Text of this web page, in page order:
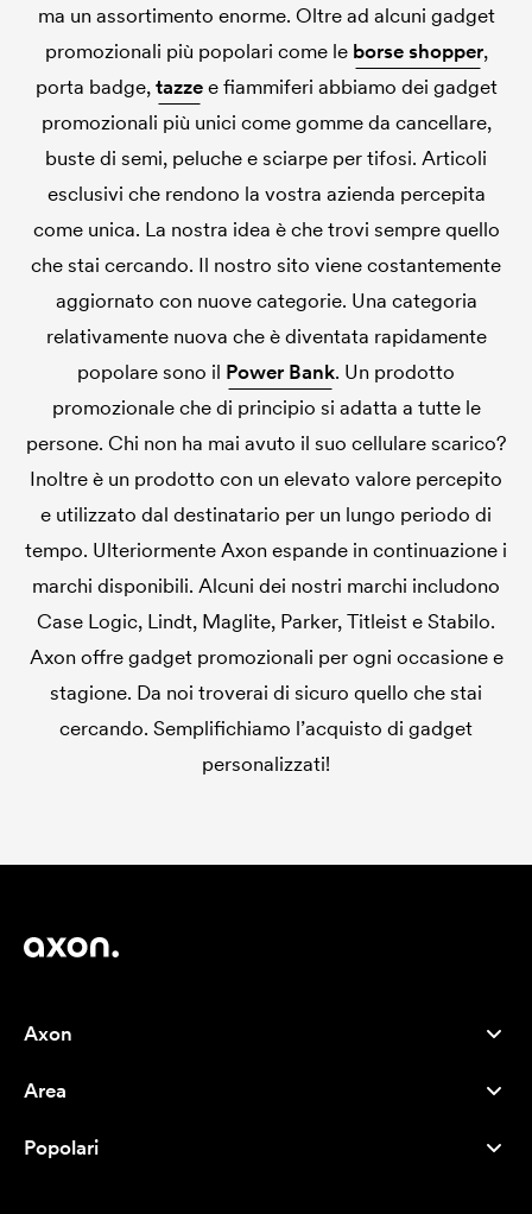
ma un assortimento enorme. Oltre ad alcuni gadget
promozionali più popolari come le borse shopper,
porta badge,tazzee fiammiferi abbiamo dei gadget
promozionali più unici come gomme da cancellare,
buste di semi, peluche e sciarpe per tifosi. Articoli
esclusivi che rendono la vostra azienda percepita
come unica. La nostra idea è che trovi sempre quello
che stai cercando. Il nostro sito viene costantemente
aggiornato con nuove categorie. Una categoria
relativamente nuova che è diventata rapidamente
popolare sono il Power Bank. Un prodotto
promozionale che di principio si adatta a tutte le
persone. Chi non ha mai avuto il suo cellulare scarico?
Inoltre è un prodotto con un elevato valore percepito
e utilizzato dal destinatario per un lungo periodo di
tempo. Ulteriormente Axon espande in continuazione i
marchi disponibili. Alcuni dei nostri marchi includono
Case Logic, Lindt, Maglite, Parker, Titleist e Stabilo.
Axon offre gadget promozionali per ogni occasione e
stagione. Da noi troverai di sicuro quello che stai
cercando. Semplifichiamo l’acquisto di gadget
personalizzati!
Axon
Chi siamo
Careers
Area
I più venduti
Popolari